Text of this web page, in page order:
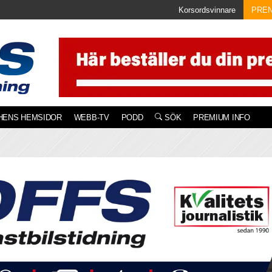
Korsordsvinnare
HEMSIDOR WEBB-TV PODD SÖK PREMIUM INFO